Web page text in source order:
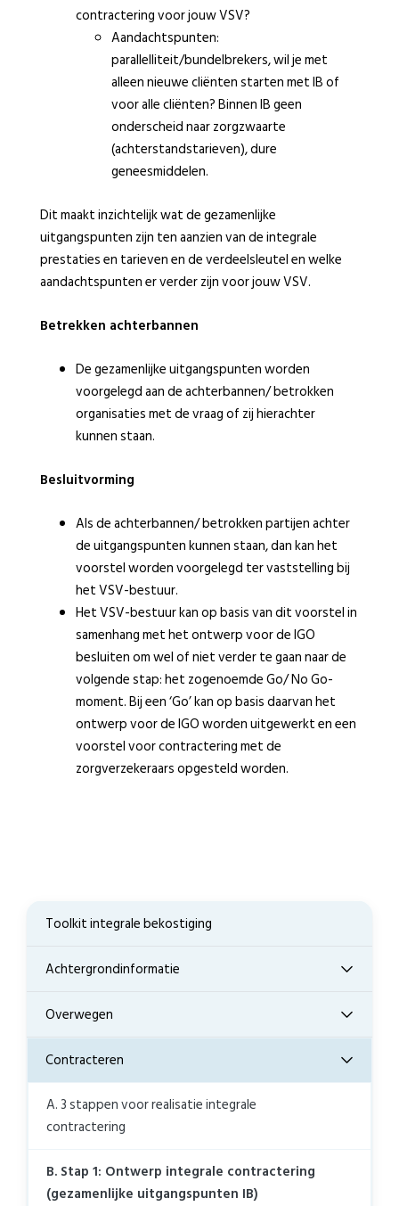
Toolkit integrale bekostiging
Achtergrondinformatie
Overwegen
Contracteren
A. 3 stappen voor realisatie integrale
contractering
B. Stap 1: Ontwerp integrale contractering
(gezamenlijke uitgangspunten IB)
contractering voor jouw VSV?
Aandachtspunten:
parallelliteit/bundelbrekers, wil je met
alleen nieuwe cliënten starten met IB of
voor alle cliënten? Binnen IB geen
onderscheid naar zorgzwaarte
(achterstandstarieven), dure
geneesmiddelen.
Dit maakt inzichtelijk wat de gezamenlijke
uitgangspunten zijn ten aanzien van de integrale
prestaties en tarieven en de verdeelsleutel en welke
aandachtspunten er verder zijn voor jouw VSV.
Betrekken achterbannen
De gezamenlijke uitgangspunten worden
voorgelegd aan de achterbannen/ betrokken
organisaties met de vraag of zij hierachter
kunnen staan.
Besluitvorming
Als de achterbannen/ betrokken partijen achter
de uitgangspunten kunnen staan, dan kan het
voorstel worden voorgelegd ter vaststelling bij
het VSV-bestuur.
Het VSV-bestuur kan op basis van dit voorstel in
samenhang met het ontwerp voor de IGO
besluiten om wel of niet verder te gaan naar de
volgende stap: het zogenoemde Go/ No Go-
moment. Bij een ‘Go’ kan op basis daarvan het
ontwerp voor de IGO worden uitgewerkt en een
voorstel voor contractering met de
zorgverzekeraars opgesteld worden.